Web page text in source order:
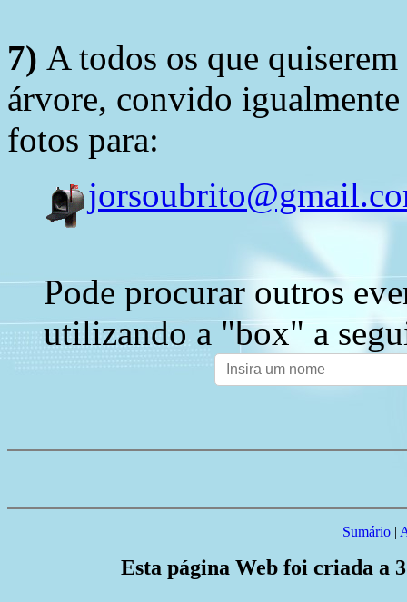
7) A todos os que
árvore, convido
fotos para:
Pode procurar outros
utilizando a "box" a
Sumário |
Esta página Web foi criada a